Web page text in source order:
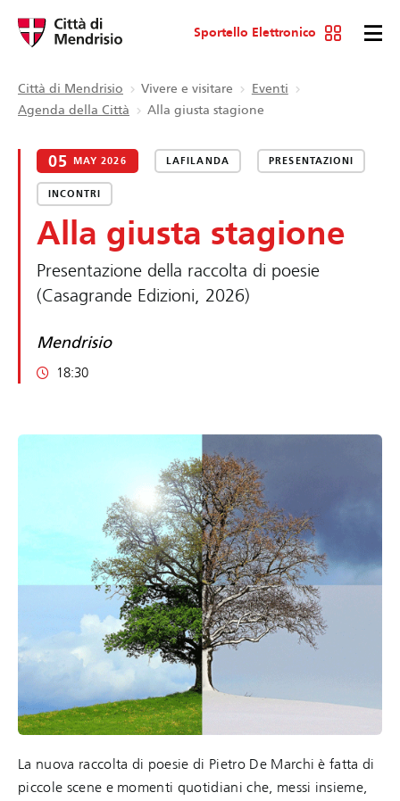
Sportello Elettronico
Città di Mendrisio Vivere e visitare
Eventi
Agenda della Città
Alla giusta stagione
05 MAY 2026 LAFILANDA PRESENTAZIONI
INCONTRI
Alla giusta stagione
Presentazione della raccolta di poesie
(Casagrande Edizioni, 2026)
Mendrisio
18:30
La nuova raccolta di poesie di Pietro De Marchi è fatta di
piccole scene e momenti quotidiani che, messi insieme,